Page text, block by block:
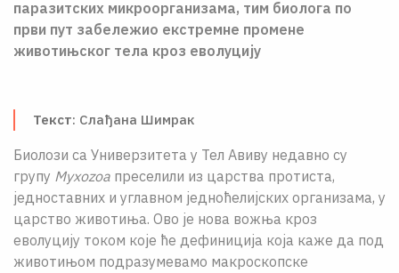
О НАМА
ЦПН
паразитских микроорганизама, тим биолога по
први пут забележио екстремне промене
животињског тела кроз еволуцију
Текст: Слађана Шимрак
Биолози са Универзитета у Тел Авиву недавно су
групу Myxozoa преселили из царства протиста,
једноставних и углавном једноћелијских организама, у
царство животиња. Ово је нова вожња кроз
еволуцију током које ће дефиниција која каже да под
животињом подразумевамо макроскопске